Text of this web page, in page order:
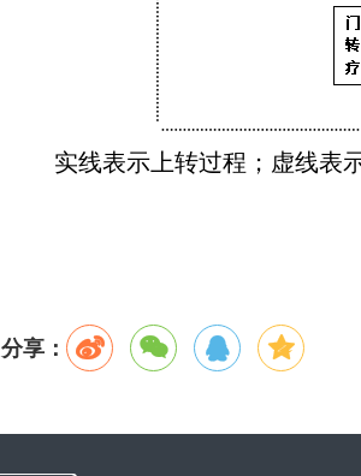
实线表示上转过程；虚线表
分享：